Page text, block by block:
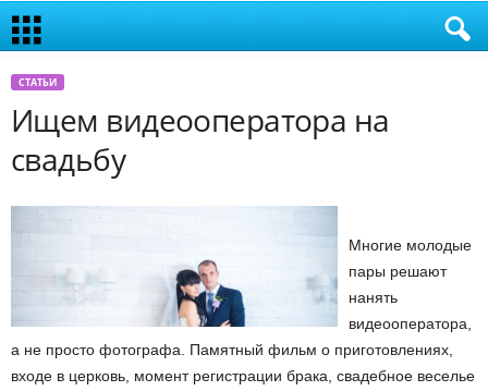
СТАТЬИ
Ищем видеооператора на
свадьбу
Многие молодые
пары решают
нанять
видеооператора,
а не просто фотографа. Памятный фильм о приготовлениях,
входе в церковь, момент регистрации брака, свадебное веселье